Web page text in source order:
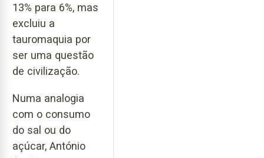
13% para 6%, mas
excluiu a
tauromaquia por
ser uma questão
de civilização.
Numa analogia
com o consumo
do sal ou do
açúcar, António